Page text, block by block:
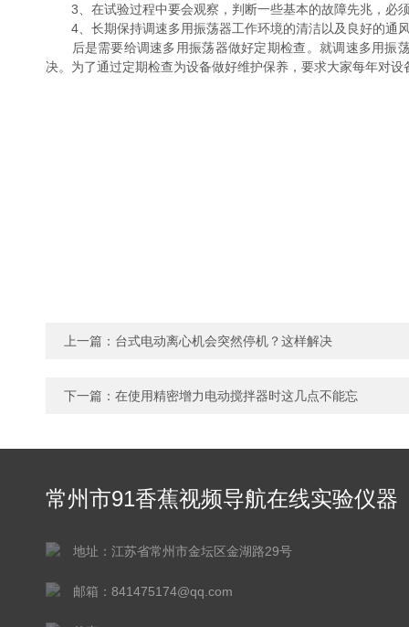
3、在试验过程中要会观察，判断一些基本的故障先兆，
4、长期保持调速多用振荡器工作环境的清洁以及良好的通风环境
后是需要给调速多用振荡器做好定期检查。就调速多用振荡器
决。为了通过定期检查为设备做好维护保养，要求大家每年对
上一篇： 台式电动离心机会突然停机？这样解决
下一篇： 在使用精密增力电动搅拌器时这几点不能忘
常州市91香蕉视频导航在线实验仪器
地址：江苏省常州市金坛区金湖路29号
邮箱：841475174@qq.com